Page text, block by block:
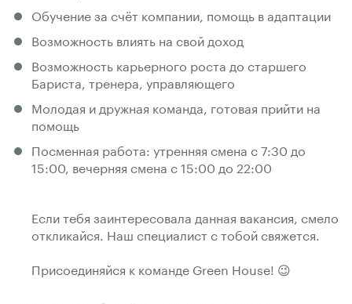
Обучение за счёт компании, помощь в адаптации
Возможность влиять на свой доход
Возможность карьерного роста до старшего
Бариста, тренера, управляющего
Молодая и дружная команда, готовая прийти на
помощь
Посменная работа: утренняя смена с 7:30 до
15:00, вечерняя смена с 15:00 до 22:00
Если тебя заинтересовала данная вакансия, смело
откликайся. Наш специалист с тобой свяжется.
Присоединяйся к команде Green House! 😉